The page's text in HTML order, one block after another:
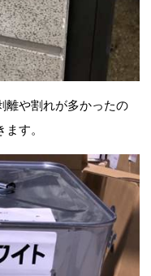
離や割れが多かったの
す。